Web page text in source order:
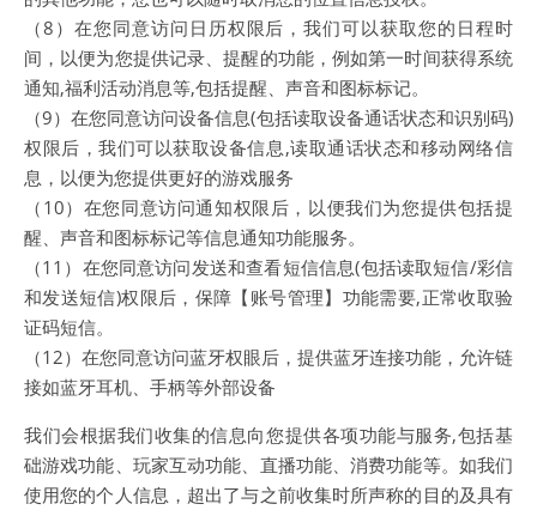
（8）在您同意访问日历权限后，我们可以获取您的日程时
间，以便为您提供记录、提醒的功能，例如第一时间获得系统
通知,福利活动消息等,包括提醒、声音和图标标记。
（9）在您同意访问设备信息(包括读取设备通话状态和识别码)
权限后，我们可以获取设备信息,读取通话状态和移动网络信
息，以便为您提供更好的游戏服务
（10）在您同意访问通知权限后，以便我们为您提供包括提
醒、声音和图标标记等信息通知功能服务。
（11）在您同意访问发送和查看短信信息(包括读取短信/彩信
和发送短信)权限后，保障【账号管理】功能需要,正常收取验
证码短信。
（12）在您同意访问蓝牙权眼后，提供蓝牙连接功能，允许链
接如蓝牙耳机、手柄等外部设备
我们会根据我们收集的信息向您提供各项功能与服务,包括基
础游戏功能、玩家互动功能、直播功能、消费功能等。如我们
使用您的个人信息，超出了与之前收集时所声称的目的及具有